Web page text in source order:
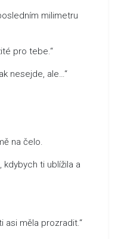
milimetru
pro tebe.“
nesejde, ale…“
na čelo.
kdybych ti ublížila a
asi měla prozradit.“